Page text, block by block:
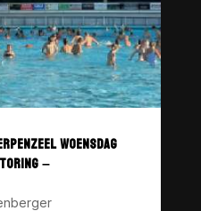
WOENSDAG
–